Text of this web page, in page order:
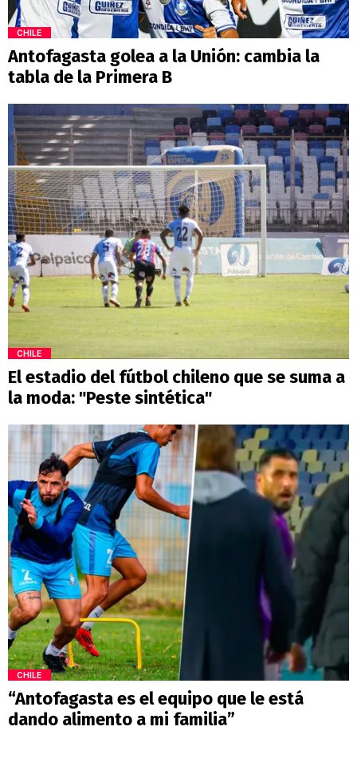
CHILE
Antofagasta golea a la Unión: cambia la
tabla de la Primera B
CHILE
El estadio del fútbol chileno que se suma a
la moda: "Peste sintética"
CHILE
“Antofagasta es el equipo que le está
dando alimento a mi familia”